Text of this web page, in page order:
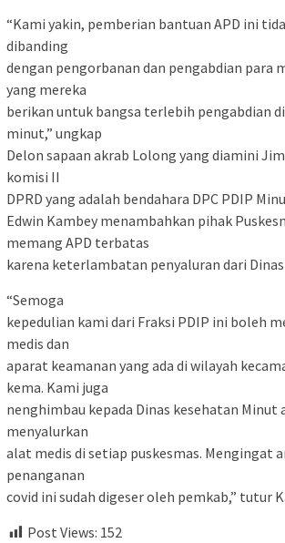
“Kami yakin, pemberian bantuan APD ini
dibanding
dengan pengorbanan dan pengabdian para
yang mereka
berikan untuk bangsa terlebih pengabdian
minut,” ungkap
Delon sapaan akrab Lolong yang diamini
komisi II
DPRD yang adalah bendahara DPC PDIP
Edwin Kambey menambahkan pihak
memang APD terbatas
karena keterlambatan penyaluran dari
“Semoga
kepedulian kami dari Fraksi PDIP ini boleh
medis dan
aparat keamanan yang ada di wilayah
kema. Kami juga
nenghimbau kepada Dinas kesehatan Minut
menyalurkan
alat medis di setiap puskesmas. Mengingat
penanganan
covid ini sudah digeser oleh pemkab,” tutur
Post Views: 152